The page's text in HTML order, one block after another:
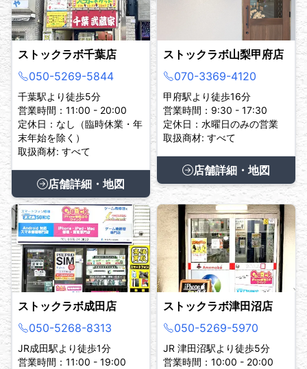
ストックラボ千葉店
050-5269-5844
千葉駅より徒歩5分
営業時間：11:00 - 20:00
定休日：なし（臨時休業・年
末年始を除く）
取扱商材: すべて
店舗詳細・地図
ストックラボ山梨甲府店
070-3369-4120
甲府駅より徒歩16分
営業時間：9:30 - 17:30
定休日：水曜日のみの営業
取扱商材: すべて
店舗詳細・地図
ストックラボ成田店
050-5268-8313
JR成田駅より徒歩1分
営業時間：11:00 - 19:00
ストックラボ津田沼店
050-5269-5970
JR 津田沼駅より徒歩5分
営業時間：10:00 - 20:00